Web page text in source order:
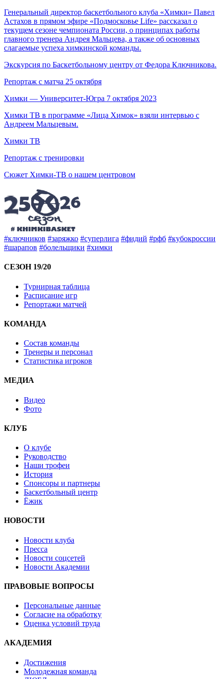
Генеральный директор баскетбольного клуба «Химки» Павел
Астахов в прямом эфире «Подмосковье Life» рассказал о
текущем сезоне чемпионата России, о принципах работы
главного тренера Андрея Мальцева, а также об основных
слагаемые успеха химкинской команды.
Экскурсия по Баскетбольному центру от Федора Ключникова.
Репортаж с матча 25 октября
Химки — Университет-Югра 7 октября 2023
Химки ТВ в программе «Лица Химок» взяли интервью с
Андреем Мальцевым.
Химки ТВ
Репортаж с тренировки
Сюжет Химки-ТВ о нашем центровом
#ключников #заряжко #суперлига #фидий #рфб #кубокроссии
#шарапов #болельщики #химки
СЕЗОН 19/20
Турнирная таблица
Расписание игр
Репортажи матчей
КОМАНДА
Состав команды
Тренеры и персонал
Статистика игроков
МЕДИА
Видео
Фото
КЛУБ
О клубе
Руководство
Наши трофеи
История
Спонсоры и партнеры
Баскетбольный центр
Ёжик
НОВОСТИ
Новости клуба
Пресса
Новости соцсетей
Новости Академии
ПРАВОВЫЕ ВОПРОСЫ
Персональные данные
Согласие на обработку
Оценка условий труда
АКАДЕМИЯ
Достижения
Молодежная команда